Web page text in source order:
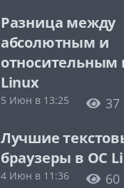
Разница между
абсолютным и
относительным
Linux
5 Июн в 13:25 37
Лучшие
браузеры в ОС
4 Июн в 11:36 60